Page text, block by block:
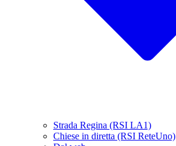
Strada Regina (RSI LA1)
Chiese in diretta (RSI ReteUno)